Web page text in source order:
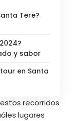
Tere?
y sabor
en Santa
recorridos
lugares